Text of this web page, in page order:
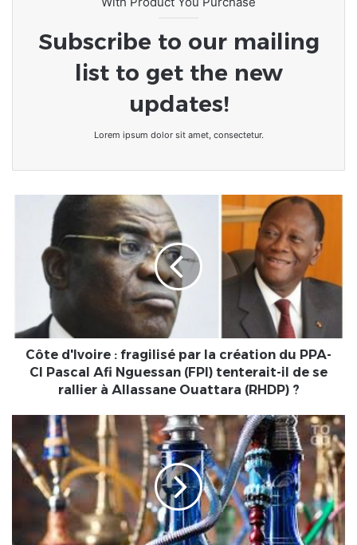
Subscribe to our mailing
list to get the new
updates!
Lorem ipsum dolor sit amet, consectetur.
fragilisé
PPA-
Pascal
tenterait-
il
Allassane
Côte d'Ivoire : fragilisé par la création du PPA-
CI Pascal Afi Nguessan (FPI) tenterait-il de se
rallier à Allassane Ouattara (RHDP) ?
"Chicha"
attention
l'addiction